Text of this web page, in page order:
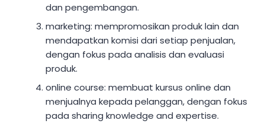
dan pengembangan.
marketing: mempromosikan produk lain dan
mendapatkan komisi dari setiap penjualan,
dengan fokus pada analisis dan evaluasi
produk.
online course: membuat kursus online dan
menjualnya kepada pelanggan, dengan fokus
pada sharing knowledge and expertise.